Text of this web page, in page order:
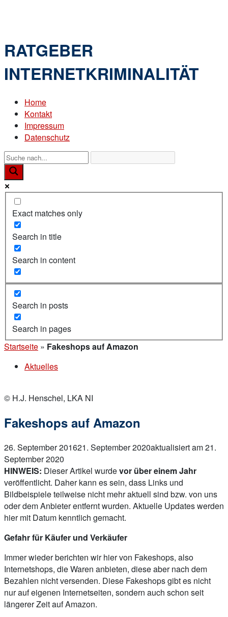
RATGEBER
INTERNETKRIMINALITÄT
Home
Kontakt
Impressum
Datenschutz
Exact matches only
Search in title
Search in content
Search in posts
Search in pages
Startseite » Fakeshops auf Amazon
Aktuelles
© H.J. Henschel, LKA NI
Fakeshops auf Amazon
26. September 201621. September 2020aktualisiert am 21.
September 2020
HINWEIS: Dieser Artikel wurdevor über einem Jahr
veröffentlicht. Daher kann es sein, dass Links und
Bildbeispiele teilweise nicht mehr aktuell sind bzw. von uns
oder dem Anbieter entfernt wurden. Aktuelle Updates werden
hier mit Datum kenntlich gemacht.
Gefahr für Käufer und Verkäufer
Immer wieder berichten wir hier von Fakeshops, also
Internetshops, die Waren anbieten, diese aber nach dem
Bezahlen nicht versenden. Diese Fakeshops gibt es nicht
nur auf eigenen Internetseiten, sondern auch schon seit
längerer Zeit auf Amazon.